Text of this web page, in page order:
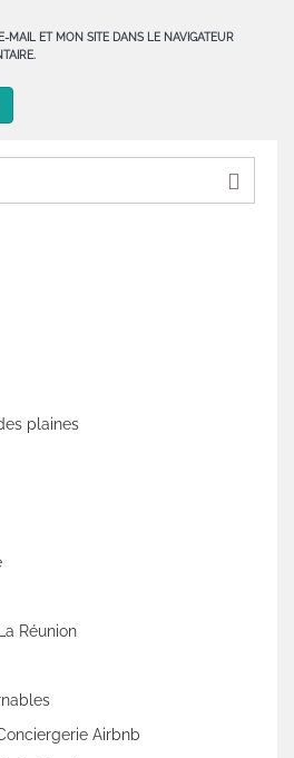
MAIL ET MON SITE DANS LE NAVIGATEUR
plaines
Réunion
Airbnb